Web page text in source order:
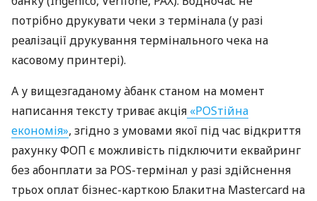
потрібно друкувати чеки з термінала (у разі
реалізації друкування термінального чека на
касовому принтері).
А у вищезгаданому àбанк станом на момент
написання тексту триває акція «POSтійна
економія», згідно з умовами якої під час відкриття
рахунку ФОП є можливість підключити еквайринг
без абонплати за POS-термінал у разі здійснення
трьох оплат бізнес-карткою Блакитна Mastercard на